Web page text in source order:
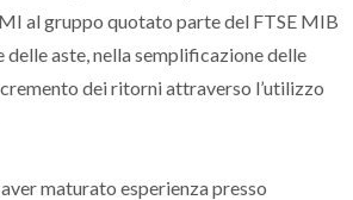
al gruppo quotato parte del FTSE MIB
delle aste, nella semplificazione delle
dei ritorni attraverso l’utilizzo
maturato esperienza presso